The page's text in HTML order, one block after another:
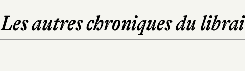
Les autres chroniques du